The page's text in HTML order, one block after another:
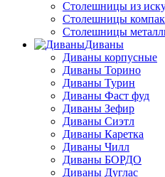
Столешницы из
Столешницы
Столешницы
Диваны
Диваны корпусные
Диваны Торино
Диваны Турин
Диваны Фаст фуд
Диваны Зефир
Диваны Сиэтл
Диваны Каретка
Диваны Чилл
Диваны БОРДО
Диваны Дуглас